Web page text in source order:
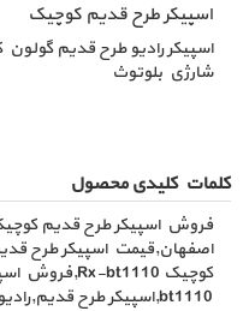
اسپیکر طرح قدیم کوچیک
اسپیکر رادیو طرح قدیم
شارژی بلوتوث
کلمات کلیدی محصول
فروش اسپیکر طرح قدیم
اصفهان,قیمت اسپیکر طرح
bt1110,اسپیکر طرح قدیم,رادیو,کد 1367,Speaker golon,Radio